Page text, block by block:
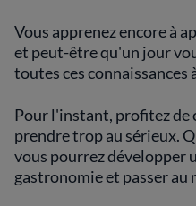
Vous apprenez encore à
et peut-être qu'un jour
toutes ces connaissances
Pour l'instant, profitez de
prendre trop au sérieux.
vous pourrez développer
gastronomie et passer au